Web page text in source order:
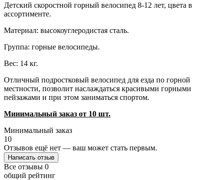
Детский скоростной горный велосипед 8-12 лет, цвета в
ассортименте.
Материал: высокоуглеродистая сталь.
Группа: горные велосипеды.
Вес: 14 кг.
Отличный подростковый велосипед для езда по горной
местности, позволит наслаждаться красивыми горными
пейзажами и при этом заниматься спортом.
Минимальный заказ от 10 шт.
Минимальный заказ
10
Отзывов ещё нет — ваш может стать первым.
Написать отзыв
Все отзывы 0
общий рейтинг